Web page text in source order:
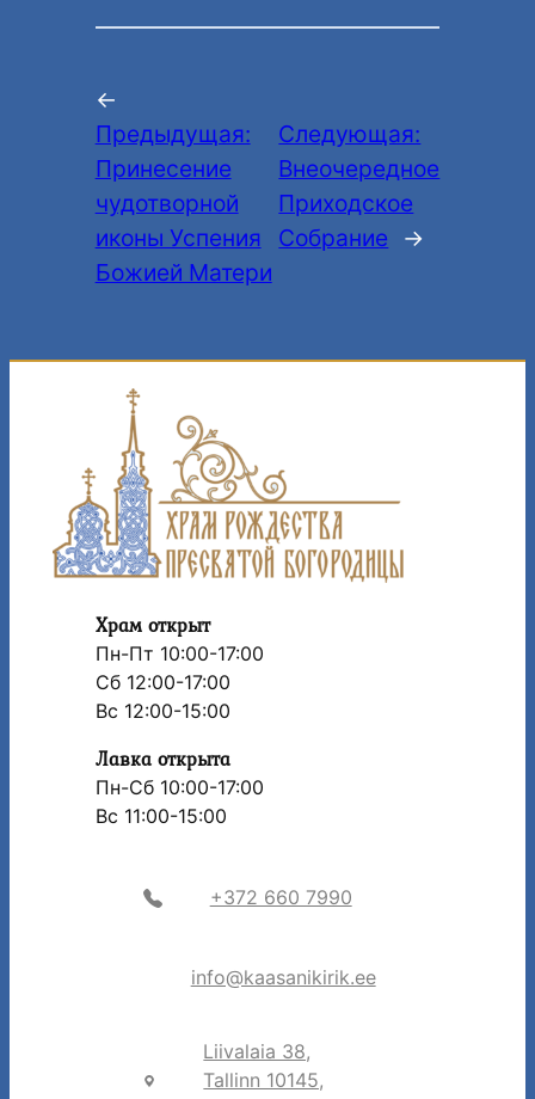
←
Предыдущая:
Принесение
чудотворной
иконы Успения
Божией Матери
Следующая:
Внеочередное
Приходское
Собрание
→
Храм открыт
Пн-Пт 10:00-17:00
Сб 12:00-17:00
Вс 12:00-15:00
Лавка открыта
Пн-Сб 10:00-17:00
Вс 11:00-15:00
+372 660 7990
info@kaasanikirik.ee
Liivalaia 38,
Tallinn 10145,